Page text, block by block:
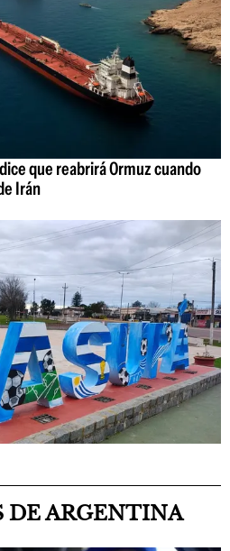
que reabrirá Ormuz cuando
Irán
DE ARGENTINA